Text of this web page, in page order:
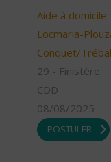
Aide à
Locmaria-
Conquet/
29 - Finistère
CDD
08/08/2025
POSTULER